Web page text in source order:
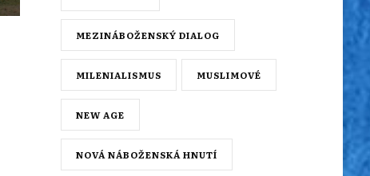
MEZINÁBOŽENSKÝ DIALOG
MILENIALISMUS MUSLIMOVÉ
NEW AGE
NOVÁ NÁBOŽENSKÁ HNUTÍ